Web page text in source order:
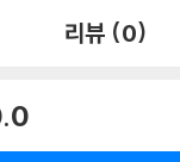
리뷰 (0)